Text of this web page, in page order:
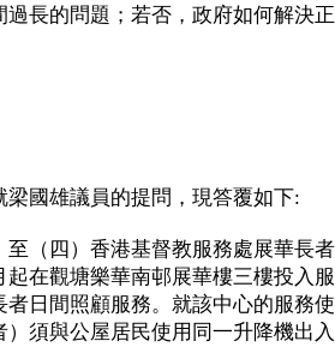
過長的問題；若否，政府如何解決
雄議員的提問，現答覆如下:
至（四）香港基督教服務處展華長
起在觀塘樂華南邨展華樓三樓投入
者日間照顧服務。就該中心的服務
）須與公屋居民使用同一升降機出